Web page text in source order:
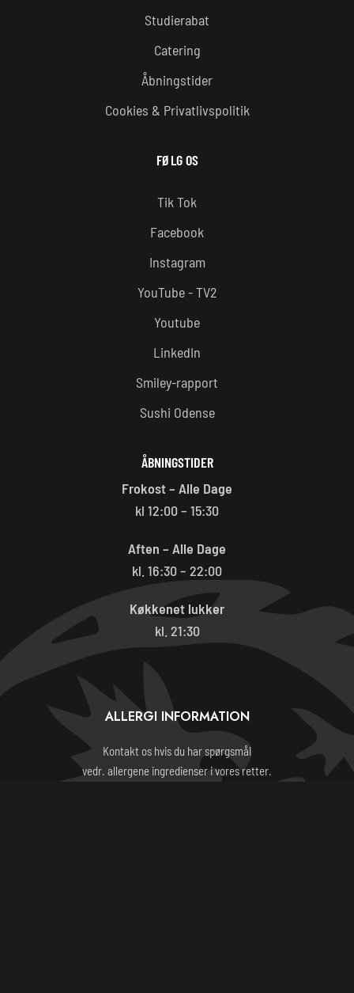
Studierabat
Catering
Åbningstider
Cookies & Privatlivspolitik
FØLG OS
Tik Tok
Facebook
Instagram
YouTube - TV2
Youtube
LinkedIn
Smiley-rapport
Sushi Odense
ÅBNINGSTIDER
Frokost – Alle Dage
kl 12:00 – 15:30
Aften – Alle Dage
kl. 16:30 – 22:00
Køkkenet lukker
kl. 21:30
ALLERGI INFORMATION
Kontakt os hvis du har spørgsmål
vedr. allergene ingredienser i vores retter.